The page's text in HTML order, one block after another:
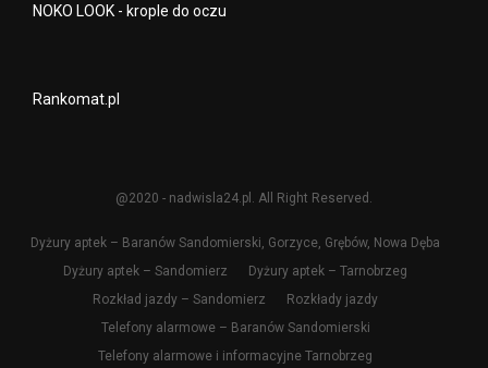
NOKO LOOK - krople do oczu
Rankomat.pl
@2020 - nadwisla24.pl. All Right Reserved.
Dyżury aptek – Baranów Sandomierski, Gorzyce, Grębów, Nowa Dęba
Dyżury aptek – Sandomierz
Dyżury aptek – Tarnobrzeg
Rozkład jazdy – Sandomierz
Rozkłady jazdy
Telefony alarmowe – Baranów Sandomierski
Telefony alarmowe i informacyjne Tarnobrzeg